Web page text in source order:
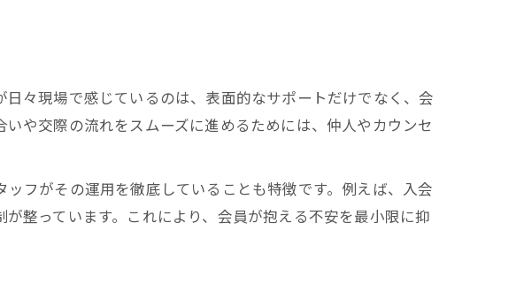
々現場で感じているのは、表面的なサポートだけでなく、会
や交際の流れをスムーズに進めるためには、仲人やカウンセ
フがその運用を徹底していることも特徴です。例えば、入会
整っています。これにより、会員が抱える不安を最小限に抑